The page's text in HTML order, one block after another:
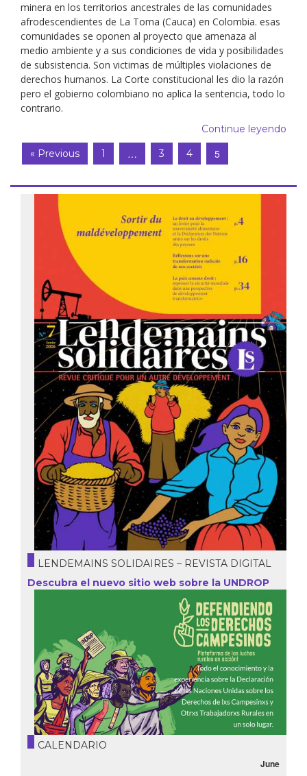
minera en los territorios ancestrales de las comunidades
afrodescendientes de La Toma (Cauca) en Colombia. esas
comunidades se oponen al proyecto que amenaza al
medio ambiente y a sus condiciones de vida y posibilidades
de subsistencia. Son victimas de múltiples violaciones de
derechos humanos. La Corte constitucional les dio la razón
pero el gobierno colombiano no aplica la sentencia, todo lo
contrario.
Continue leyendo
« Previous
1 … 3 4 5
LENDEMAINS SOLIDAIRES – REVISTA DIGITAL
Descubra el nuevo sitio web sobre la UNDROP
CALENDARIO
June